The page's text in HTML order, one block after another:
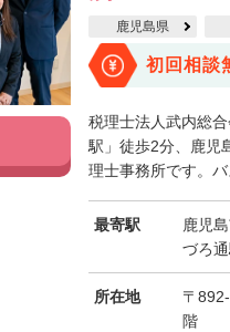
鹿児島県
初回相談
税理士法人武内総
駅」徒歩2分、鹿児
理士事務所です。
最寄駅
鹿児
づろ
所在地
〒
階